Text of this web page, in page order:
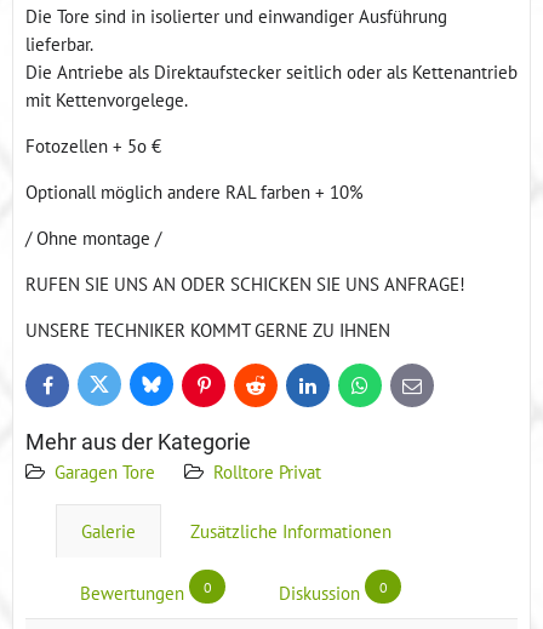
Die Tore sind in isolierter und einwandiger Ausführung
lieferbar.
Die Antriebe als Direktaufstecker seitlich oder als Kettenantrieb
mit Kettenvorgelege.
Fotozellen + 5o €
Optionall möglich andere RAL farben + 10%
/ Ohne montage /
RUFEN SIE UNS AN ODER SCHICKEN SIE UNS ANFRAGE!
UNSERE TECHNIKER KOMMT GERNE ZU IHNEN
FacebookTwitter BlueskyPinterestReddit LinkedInWhatsApp
E-
mail
Mehr aus der Kategorie
Garagen Tore Rolltore Privat
Galerie Zusätzliche Informationen
Bewertungen 0 Diskussion 0